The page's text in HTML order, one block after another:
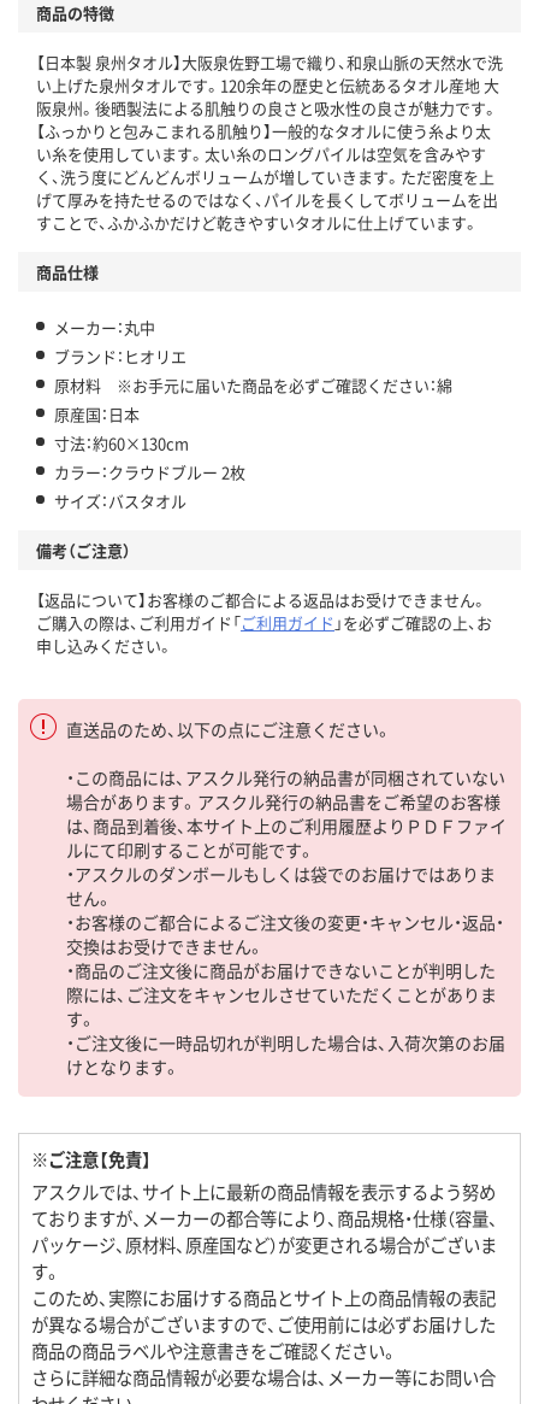
商品の特徴
【日本製 泉州タオル】大阪泉佐野工場で織り、和泉山脈の天然水で洗
い上げた泉州タオルです。120余年の歴史と伝統あるタオル産地 大
阪泉州。後晒製法による肌触りの良さと吸水性の良さが魅力です。
【ふっかりと包みこまれる肌触り】一般的なタオルに使う糸より太
い糸を使用しています。太い糸のロングパイルは空気を含みやす
く、洗う度にどんどんボリュームが増していきます。ただ密度を上
げて厚みを持たせるのではなく、パイルを長くしてボリュームを出
すことで、ふかふかだけど乾きやすいタオルに仕上げています。
商品仕様
メーカー：丸中
ブランド：ヒオリエ
原材料 ※お手元に届いた商品を必ずご確認ください：綿
原産国：日本
寸法：約60×130cm
カラー：クラウドブルー 2枚
サイズ：バスタオル
備考（ご注意）
【返品について】お客様のご都合による返品はお受けできません。
ご購入の際は、ご利用ガイド「ご利用ガイド 」を必ずご確認の上、お
申し込みください。
直送品のため、以下の点にご注意ください。
・この商品には、アスクル発行の納品書が同梱されていない
場合があります。アスクル発行の納品書をご希望のお客様
は、商品到着後、本サイト上のご利用履歴よりＰＤＦファイ
ルにて印刷することが可能です。
・アスクルのダンボールもしくは袋でのお届けではありま
せん。
・お客様のご都合によるご注文後の変更・キャンセル・返品・
交換はお受けできません。
・商品のご注文後に商品がお届けできないことが判明した
際には、ご注文をキャンセルさせていただくことがありま
す。
・ご注文後に一時品切れが判明した場合は、入荷次第のお届
けとなります。
※ご注意【免責】
アスクルでは、サイト上に最新の商品情報を表示するよう努め
ておりますが、メーカーの都合等により、商品規格・仕様（容量、
パッケージ、原材料、原産国など）が変更される場合がございま
す。
このため、実際にお届けする商品とサイト上の商品情報の表記
が異なる場合がございますので、ご使用前には必ずお届けした
商品の商品ラベルや注意書きをご確認ください。
さらに詳細な商品情報が必要な場合は、メーカー等にお問い合